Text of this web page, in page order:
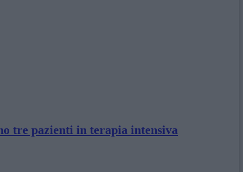
tre pazienti in terapia intensiva